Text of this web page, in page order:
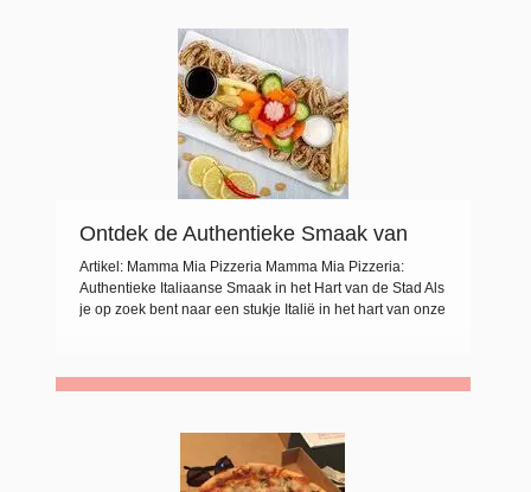
voelt het alsof je thuiskomt bij Mamma Mia. […]
Ontdek de Authentieke Smaak van
Mamma Mia Pizzeria in het Hart van
de Stad
Artikel: Mamma Mia Pizzeria Mamma Mia Pizzeria:
Authentieke Italiaanse Smaak in het Hart van de Stad Als
je op zoek bent naar een stukje Italië in het hart van onze
gerechten weet deze pizzeria al jaren de […]